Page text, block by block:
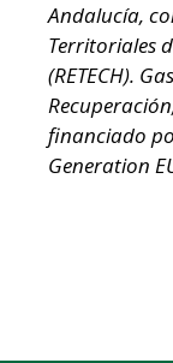
Andalucía,
Territoriales
(RETECH).
financiado
Generation